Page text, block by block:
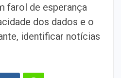
farol de esperança
dos dados e o
identificar notícias